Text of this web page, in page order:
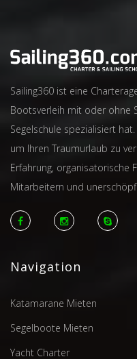
Sailing360 ist eine
Bootsverleih mit oder ohne
Segelschule spezialisiert
um Ihren Traumurlaub zu
Erfahrung, organisatorische
Mitarbeitern und
Navigation
Katamarane Mieten
Segelboote Mieten
Yacht Charter